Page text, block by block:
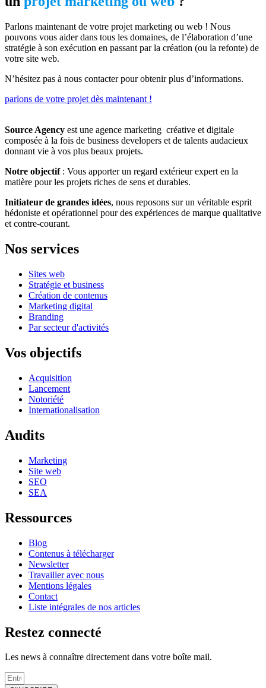
Parlons maintenant de votre projet marketing ou web ! Nous
pouvons vous aider dans tous les domaines, de l’élaboration d’une
stratégie à son exécution en passant par la création (ou la refonte) de
votre site web.
N’hésitez pas à nous contacter pour obtenir plus d’informations.
parlons de votre projet dès maintenant !
Source Agency est une agence marketing créative et digitale
composée à la fois de business developers et de talents audacieux
donnant vie à vos plus beaux projets.
Notre objectif: Vous apporter un regard extérieur expert en la
matière pour les projets riches de sens et durables.
Initiateur de grandes idées, nous reposons sur un véritable esprit
hédoniste et opérationnel pour des expériences de marque qualitative
et contre-courant.
Nos services
Sites web
Stratégie et business
Création de contenus
Marketing digital
Branding
Par secteur d'activités
Vos objectifs
Acquisition
Lancement
Notoriété
Internationalisation
Audits
Marketing
Site web
SEO
SEA
Ressources
Blog
Contenus à télécharger
Newsletter
Travailler avec nous
Mentions légales
Contact
Liste intégrales de nos articles
Restez connecté
Les news à connaître directement dans votre boîte mail.